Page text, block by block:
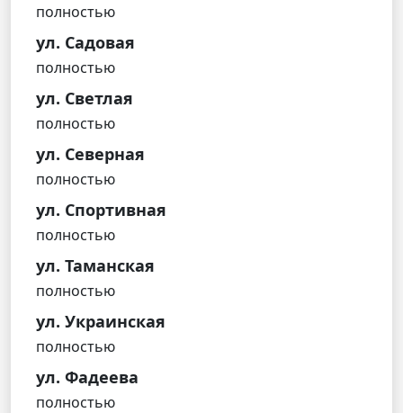
полностью
ул. Садовая
полностью
ул. Светлая
полностью
ул. Северная
полностью
ул. Спортивная
полностью
ул. Таманская
полностью
ул. Украинская
полностью
ул. Фадеева
полностью